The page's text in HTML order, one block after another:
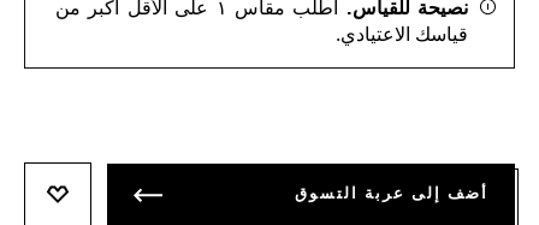
نصيحة للقياس.
اطلب مقاس ١ على الأقل أكبر من
قياسك الاعتيادي.
أضف إلى عربة التسوق